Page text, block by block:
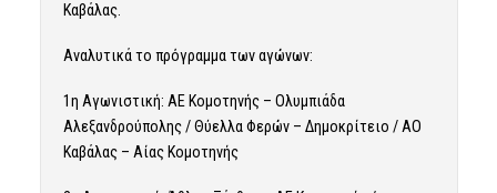
Καβάλας.
Αναλυτικά το πρόγραμμα των αγώνων:
1η Αγωνιστική: ΑΕ Κομοτηνής – Ολυμπιάδα
Αλεξανδρούπολης / Θύελλα Φερών – Δημοκρίτειο / ΑΟ
Καβάλας – Αίας Κομοτηνής